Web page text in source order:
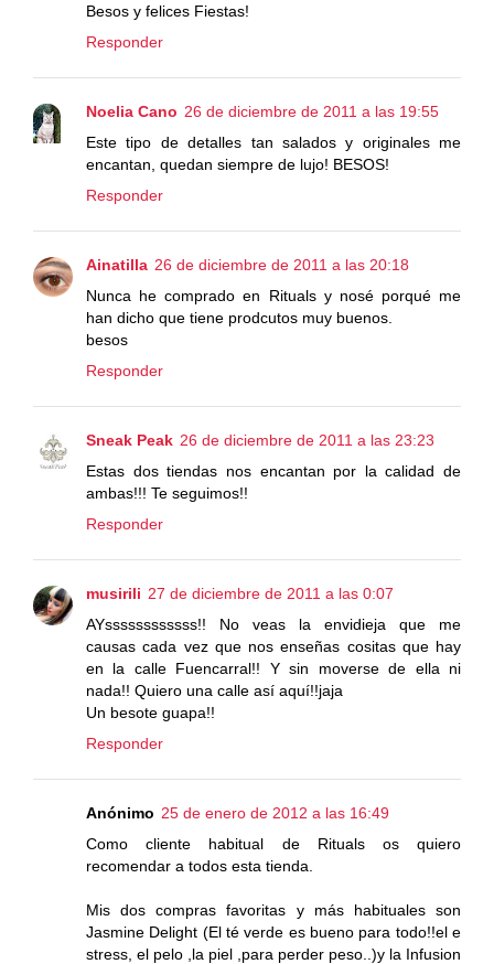
Besos y felices Fiestas!
Responder
Noelia Cano 26 de diciembre de 2011 a las 19:55
Este tipo de detalles tan salados y originales me
encantan, quedan siempre de lujo! BESOS!
Responder
Ainatilla 26 de diciembre de 2011 a las 20:18
Nunca he comprado en Rituals y nosé porqué me
han dicho que tiene prodcutos muy buenos.
besos
Responder
Sneak Peak 26 de diciembre de 2011 a las 23:23
Estas dos tiendas nos encantan por la calidad de
ambas!!! Te seguimos!!
Responder
musirili 27 de diciembre de 2011 a las 0:07
AYssssssssssss!! No veas la envidieja que me
causas cada vez que nos enseñas cositas que hay
en la calle Fuencarral!! Y sin moverse de ella ni
nada!! Quiero una calle así aquí!!jaja
Un besote guapa!!
Responder
Anónimo 25 de enero de 2012 a las 16:49
Como cliente habitual de Rituals os quiero
recomendar a todos esta tienda.
Mis dos compras favoritas y más habituales son
Jasmine Delight (El té verde es bueno para todo!!el e
stress, el pelo ,la piel ,para perder peso..)y la Infusion